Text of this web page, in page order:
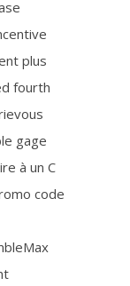
plus
fourth
gage
à un C
code